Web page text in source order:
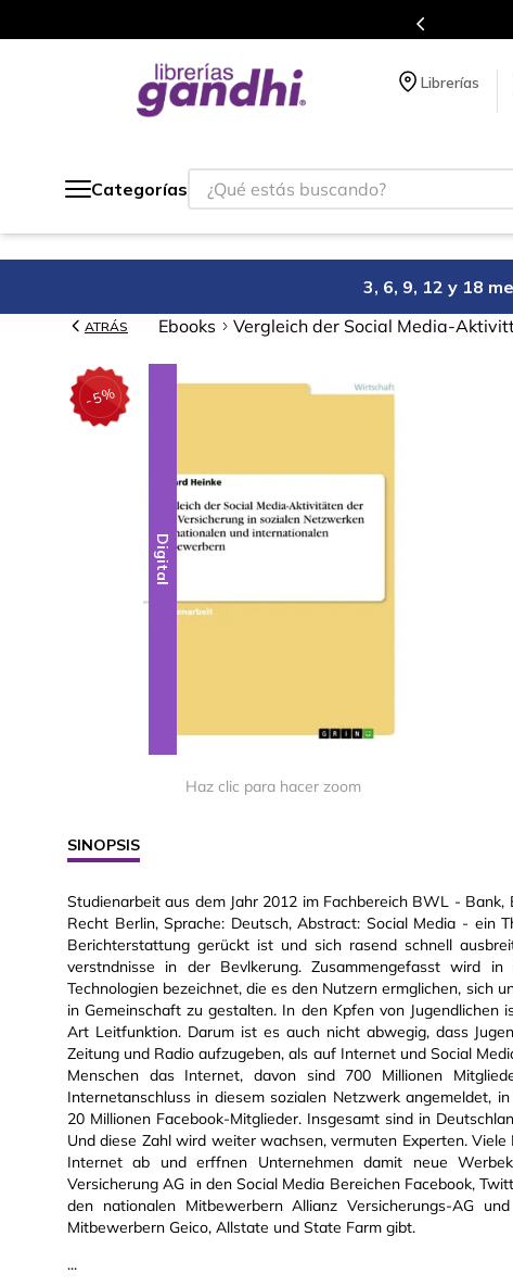
Librerías
Categorías
¿Qué estás buscando?
3, 6, 9, 12 y 18
ATRÁS Ebooks Vergleich der Social Media-
-5%
Digital
Haz clic para hacer zoom
SINOPSIS
Studienarbeit aus dem Jahr 2012 im Fachbereich BWL -
Recht Berlin, Sprache: Deutsch, Abstract: Social Media - ein
Berichterstattung gerückt ist und sich rasend schnell
verstndnisse in der Bevlkerung. Zusammengefasst wird
Technologien bezeichnet, die es den Nutzern ermglichen, sich
in Gemeinschaft zu gestalten. In den Kpfen von
Art Leitfunktion. Darum ist es auch nicht abwegig, dass
Zeitung und Radio aufzugeben, als auf Internet und Social
Menschen das Internet, davon sind 700 Millionen
Internetanschluss in diesem sozialen Netzwerk angemeldet,
20 Millionen Facebook-Mitglieder. Insgesamt sind in
Und diese Zahl wird weiter wachsen, vermuten Experten.
Internet ab und erffnen Unternehmen damit neue
Versicherung AG in den Social Media Bereichen Facebook,
den nationalen Mitbewerbern Allianz Versicherungs-AG
Mitbewerbern Geico, Allstate und State Farm gibt.
...